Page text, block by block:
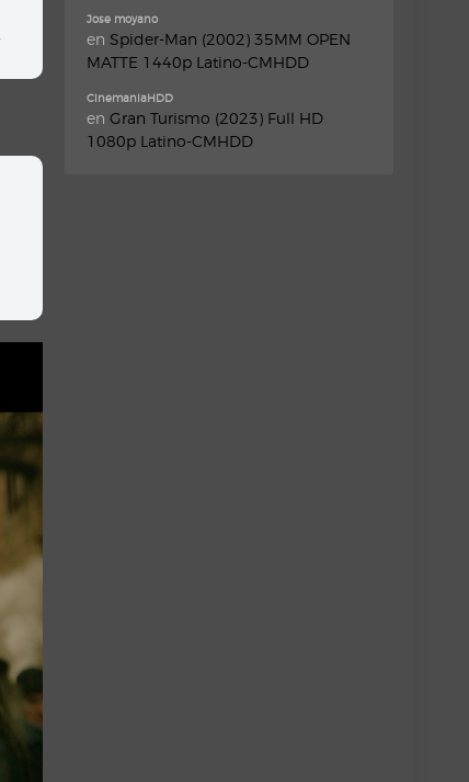
Jose moyano
en Spider-Man (2002) 35MM OPEN
MATTE 1440p Latino-CMHDD
CinemaniaHDD
en Gran Turismo (2023) Full HD
1080p Latino-CMHDD